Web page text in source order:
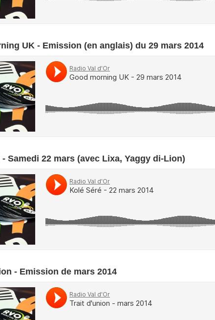
UK - Emission (en anglais) du 29 mars 2014
- Samedi 22 mars (avec Lixa, Yaggy di-Lion)
- Emission de mars 2014